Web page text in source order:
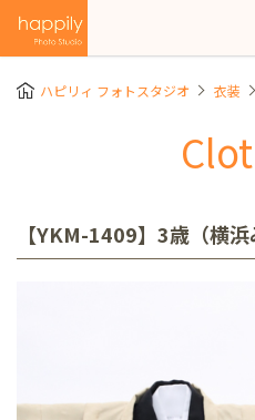
ハピリィ フォトスタジオ 衣装
【YKM-1409】3歳（横浜